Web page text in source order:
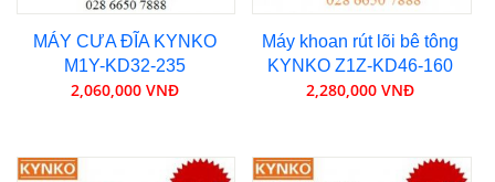
MÁY CƯA ĐĨA KYNKO
M1Y-KD32-235
2,060,000 VNĐ
Máy khoan rút lõi bê tông
KYNKO Z1Z-KD46-160
2,280,000 VNĐ